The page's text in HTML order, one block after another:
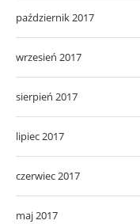
październik 2017
wrzesień 2017
sierpień 2017
lipiec 2017
czerwiec 2017
maj 2017